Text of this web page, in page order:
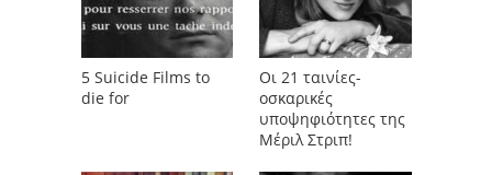
5 Suicide Films to
die for
Οι 21 ταινίες-
οσκαρικές
υποψηφιότητες της
Μέριλ Στριπ!